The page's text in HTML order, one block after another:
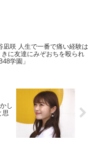
凪咲 人生で一番で痛い経験は
に友達にみぞおちを殴られ
学園」
し
思